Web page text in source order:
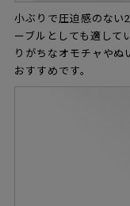
小ぶりで圧迫感のない
ーブルとしても適して
りがちなオモチャやぬ
おすすめです。